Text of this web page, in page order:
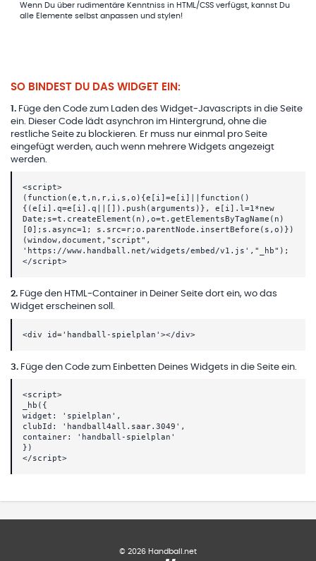
Wenn Du über rudimentäre Kenntniss in HTML/CSS verfügst, kannst Du
alle Elemente selbst anpassen und stylen!
SO BINDEST DU DAS WIDGET EIN:
1 . Füge den Code zum Laden des Widget-Javascripts in die Seite
ein. Dieser Code lädt asynchron im Hintergrund, ohne die
restliche Seite zu blockieren. Er muss nur einmal pro Seite
eingefügt werden, auch wenn mehrere Widgets angezeigt
werden.
<script>
(function(e,t,n,r,i,s,o){e[i]=e[i]||function()
{(e[i].q=e[i].q||[]).push(arguments)}, e[i].l=1*new
Date;s=t.createElement(n),o=t.getElementsByTagName(n)
[0];s.async=1; s.src=r;o.parentNode.insertBefore(s,o)})
(window,document,"script",
'https://www.handball.net/widgets/embed/v1.js',"_hb");
</script>
2. Füge den HTML-Container in Deiner Seite dort ein, wo das
Widget erscheinen soll.
<div id='handball-spielplan'></div>
3. Füge den Code zum Einbetten Deines Widgets in die Seite ein.
<script>
_hb({
widget: 'spielplan',
clubId: 'handball4all.saar.3049',
container: 'handball-spielplan'
})
</script>
© 2026 Handball.net